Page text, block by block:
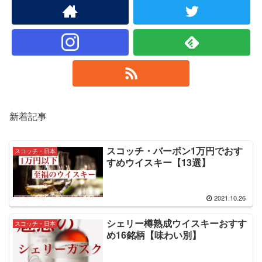
新着記事
スコッチ・日本
スコッチ・バーボン1万円でおす
すめウイスキー【13選】
2021.10.26
スコッチ・日本
シェリー樽熟成ウイスキーおすす
め16銘柄【味わい別】